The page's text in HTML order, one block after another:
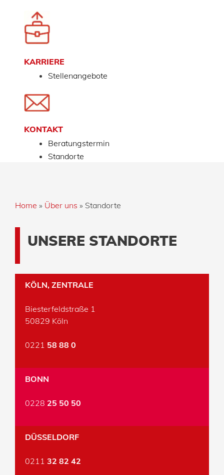
KARRIERE
Stellenangebote
KONTAKT
Beratungstermin
Standorte
Home » Über uns » Standorte
UNSERE STANDORTE
KÖLN, ZENTRALE
Biesterfeldstraße 1
50829 Köln
0221 58 88 0
BONN
0228 25 50 50
DÜSSELDORF
0211 32 82 42